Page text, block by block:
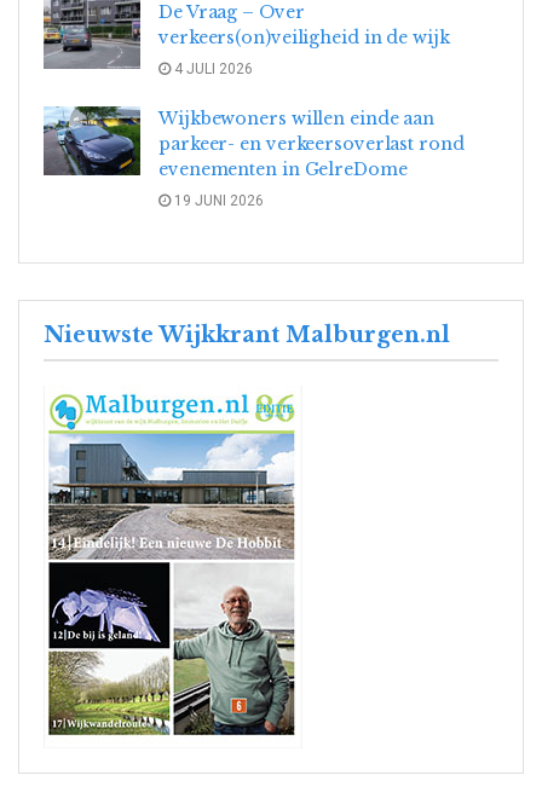
De Vraag – Over
verkeers(on)veiligheid in de wijk
4 JULI 2026
Wijkbewoners willen einde aan
parkeer- en verkeersoverlast rond
evenementen in GelreDome
19 JUNI 2026
Nieuwste Wijkkrant Malburgen.nl